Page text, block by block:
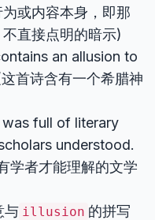
或内容本身，即那
直接点明的暗示)
an allusion to
首诗含有一个希腊神
full of literary
understood.
学者才能理解的文学
与 illusion 的拼写